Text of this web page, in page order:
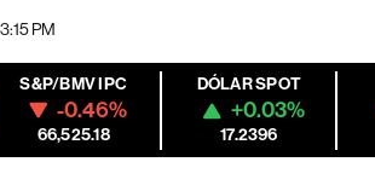
PM
S&P/BMV IPC
-0.46%
66,525.18
DÓLAR SPOT
+0.03%
17.2396